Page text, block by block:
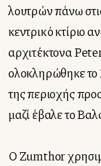
λουτρών πάνω
κεντρικό κτίριο
αρχιτέκτονα
ολοκληρώθηκε το
της περιοχής
μαζί έβαλε το
Ο Zumthor